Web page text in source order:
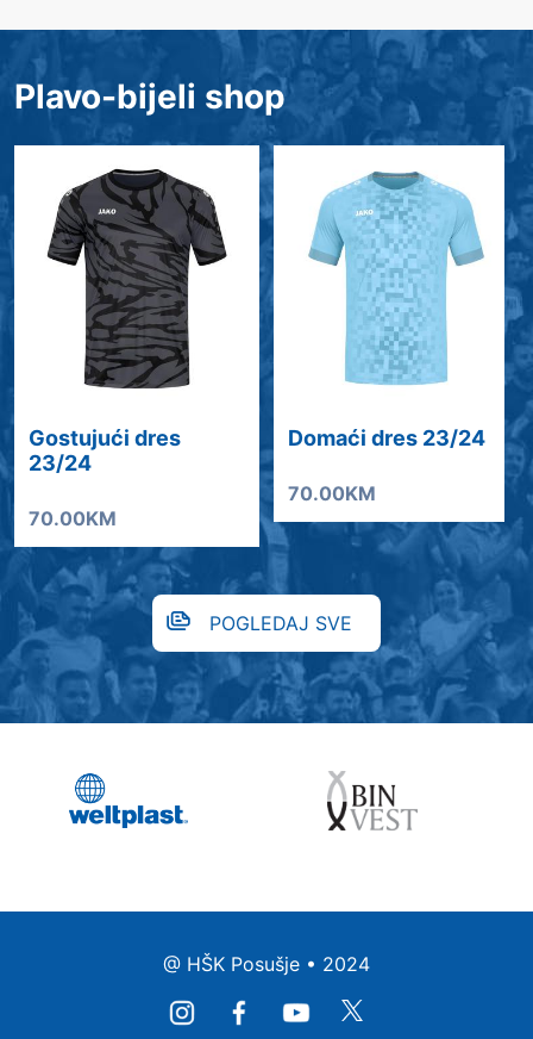
Plavo-bijeli shop
Gostujući dres
23/24
70.00KM
Domaći dres 23/24
70.00KM
POGLEDAJ SVE
@ HŠK Posušje • 2024